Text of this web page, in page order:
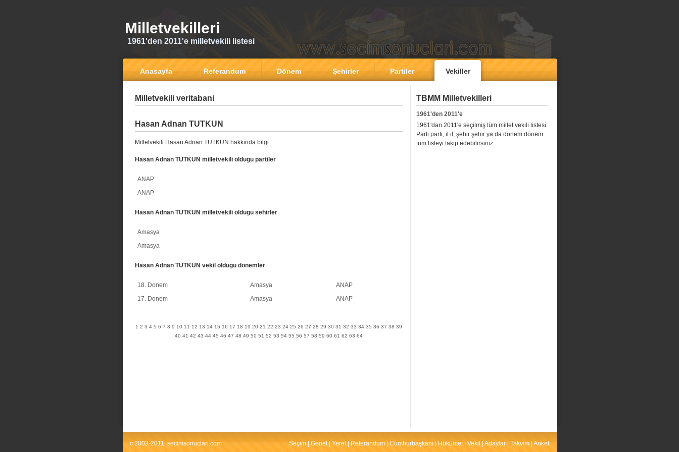
Milletvekilleri
1961'den 2011'e milletvekili listesi
Anasayfa Referandum Dönem Şehirler Partiler Vekiller
Milletvekili veritabani
Hasan Adnan TUTKUN
Milletvekili Hasan Adnan TUTKUN hakkinda bilgi
Hasan Adnan TUTKUN milletvekili oldugu partiler
ANAP
ANAP
Hasan Adnan TUTKUN milletvekili oldugu sehirler
Amasya
Amasya
Hasan Adnan TUTKUN vekil oldugu donemler
18. Donem Amasya
ANAP
17. Donem
Amasya ANAP
1 2 3 4 5 6 7 8 9 10 11 12 13 14 15 16 17 18 19 20 21 22 23 24 25 26 27 28 29 30 31 32 33 34 35 36 37 38 39
40 41 42 43 44 45 46 47 48 49 50 51 52 53 54 55 56 57 58 59 60 61 62 63 64
TBMM Milletvekilleri
1961'den 2011'e
1961'dan 2011'e seçilmiş tüm millet vekili listesi.
Parti parti, il il, şehir şehir ya da dönem dönem
tüm listeyi takip edebilirsiniz.
c 2003-2011. secimsonuclari.com Seçim Genel Yerel Referandum Cumhurbaşkanı Hükümet| Vekil Adaylar Takvim Anket